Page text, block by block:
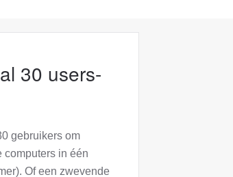
30 users-
gebruikers om
computers in één
Of een zwevende